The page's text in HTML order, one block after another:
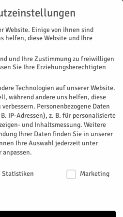
eingezogen
wieder eine eigene
meldet das Krankenhaus:
ist aus dem ehemaligen
Herzogstadt umgezogen. Die
für ambulante
bereitgestellt.
Website. Einige von ihnen sind
helfen, diese Website und Ihre
und Ihre Zustimmung zu freiwilligen
Sie Ihre Erziehungsberechtigten
Technologien auf unserer Website.
während andere uns helfen, diese
Personenbezogene Daten
IP-Adressen), z. B. für personalisierte
und Inhaltsmessung. Weitere
Ihrer Daten finden Sie in unserer
Ihre Auswahl jederzeit unter
Statistiken
Marketing